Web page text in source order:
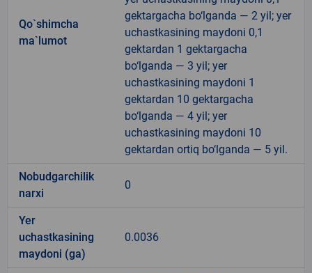
Qo`shimcha
ma`lumot
gektargacha bo‘lganda — 2 yil; yer
uchastkasining maydoni 0,1
gektardan 1 gektargacha
bo‘lganda — 3 yil; yer
uchastkasining maydoni 1
gektardan 10 gektargacha
bo‘lganda — 4 yil; yer
uchastkasining maydoni 10
gektardan ortiq bo‘lganda — 5 yil.
Nobudgarchilik
narxi
0
Yer
uchastkasining
maydoni (ga)
0.0036